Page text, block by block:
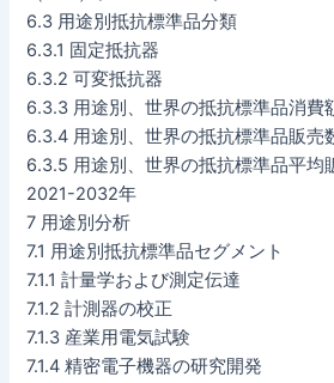
6.3 用途別抵抗標準品分類
6.3.1 固定抵抗器
6.3.2 可変抵抗器
6.3.3 用途別、世界の抵抗標準品消
6.3.4 用途別、世界の抵抗標準品販
6.3.5 用途別、世界の抵抗標準品平均
2021-2032年
7 用途別分析
7.1 用途別抵抗標準品セグメント
7.1.1 計量学および測定伝達
7.1.2 計測器の校正
7.1.3 産業用電気試験
7.1.4 精密電子機器の研究開発